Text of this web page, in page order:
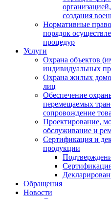
создания
Нормативные
порядок
процедур
Услуги
Охрана объектов
индивидуальных
Охрана жилых
лиц
Обеспечение
перемещаемых
сопровождение
Проектирование,
обслуживание и
Сертификация и
продукции
Обращения
Новости